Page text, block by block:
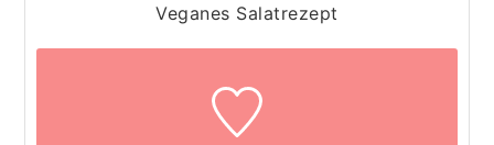
Veganes Salatrezept